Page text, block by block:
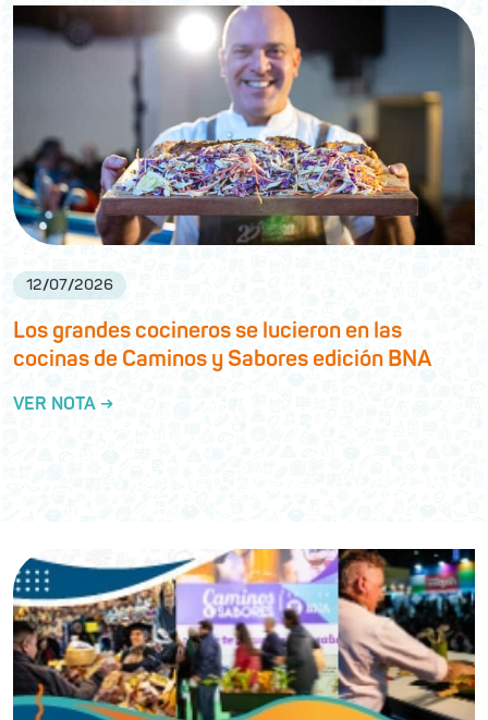
12/07/2026
Los grandes cocineros se lucieron en las
cocinas de Caminos y Sabores edición BNA
VER NOTA →